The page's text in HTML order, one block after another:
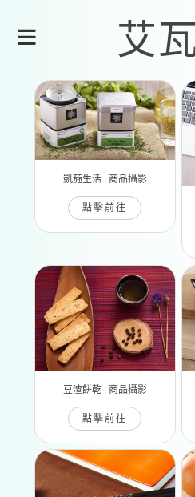
凱葹生活 | 商品攝影
點擊前往
豆渣餅乾 | 商品攝影
點擊前往